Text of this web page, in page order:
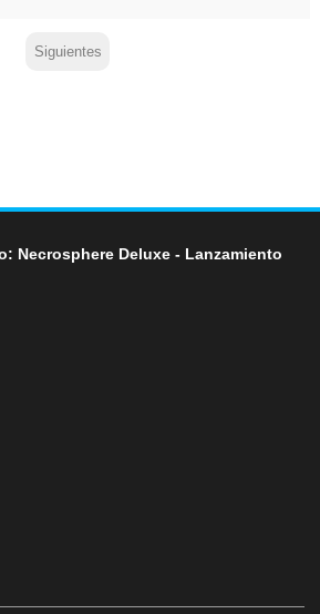
Siguientes
Necrosphere Deluxe - Lanzamiento